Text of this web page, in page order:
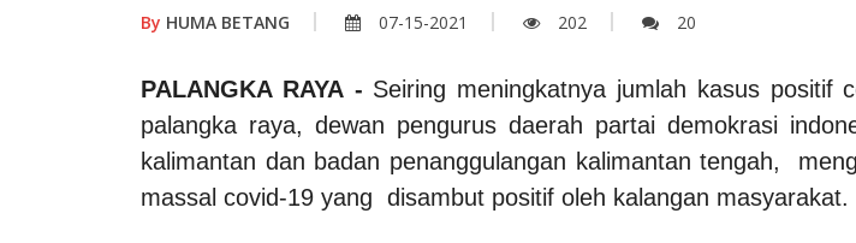
By HUMA BETANG 07-15-2021 202 20
PALANGKA RAYA - Seiring meningkatnya jumlah kasus positif
palangka raya, dewan pengurus daerah partai demokrasi
kalimantan dan badan penanggulangan kalimantan tengah,
massal covid-19 yang disambut positif oleh kalangan masyarakat.